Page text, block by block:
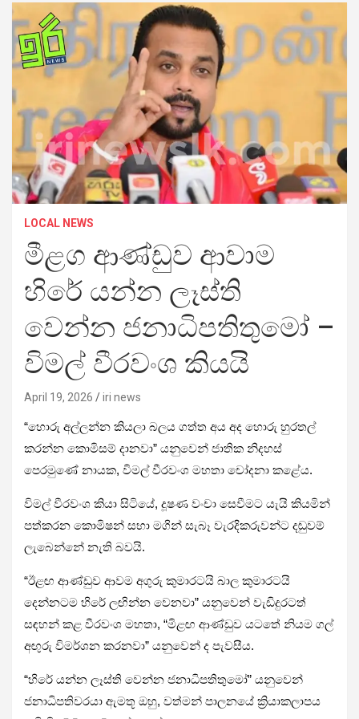
LOCAL NEWS
මීළග ආණ්ඩුව ආවාම
හිරේ යන්න ලෑස්ති
වෙන්න ජනාධිපතිතුමෝ –
විමල් වීරවංශ කියයි
April 19, 2026 iri news
“හොරු අල්ලන්න කියලා බලය ගත්ත අය අද හොරු හුරතල්
කරන්න කොමිසම් දානවා” යනුවෙන් ජාතික නිදහස්
පෙරමුණේ නායක, විමල් වීරවංශ මහතා චෝදනා කළේය.
විමල් වීරවංශ කියා සිටියේ, දූෂණ වංචා සෙවීමට යැයි කියමින්
පත්කරන කොමිෂන් සභා මගින් සැබෑ වැරදිකරුවන්ට දඬුවම්
ලැබෙන්නේ නැති බවයි.
“ඊළඟ ආණ්ඩුව ආවම අගුරු කුමාරටයි බාල කුමාරටයි
දෙන්නටම හිරේ ලඟින්න වෙනවා” යනුවෙන් වැඩිදුරටත්
සඳහන් කළ වීරවංශ මහතා, “මිළඟ ආණ්ඩුව යටතේ නියම ගල්
අඟුරු විමර්ශන කරනවා” යනුවෙන් ද පැවසීය.
“හිරේ යන්න ලෑස්ති වෙන්න ජනාධිපතිතුමෝ” යනුවෙන්
ජනාධිපතිවරයා ඇමතූ ඔහු, වත්මන් පාලනයේ ක්‍රියාකලාපය